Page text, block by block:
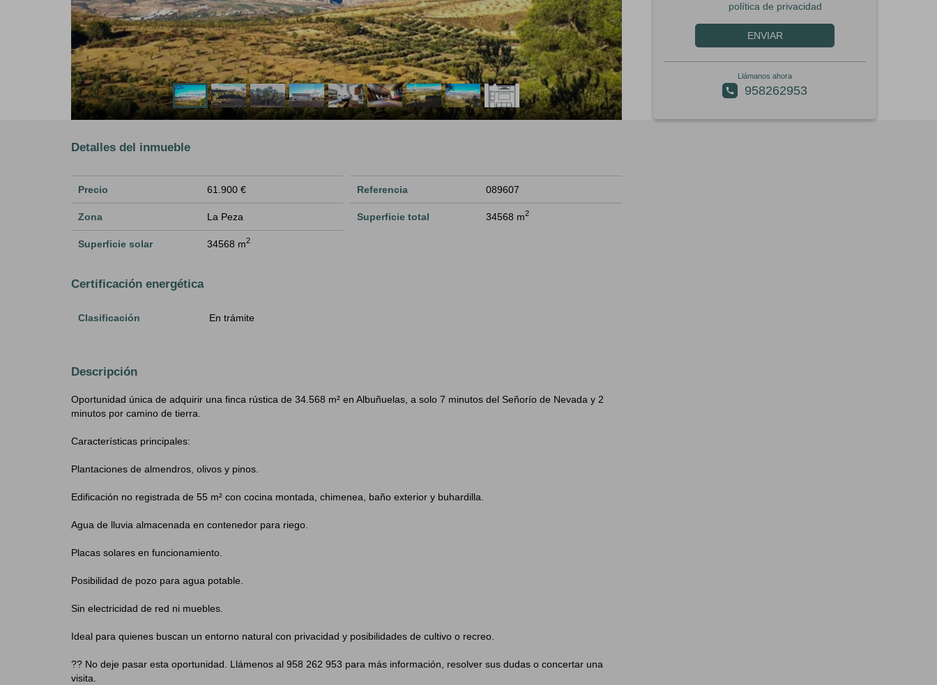
política de privacidad
ENVIAR
Llámanos ahora
call 958262953
Detalles del inmueble
Precio 61.900 € Referencia 089607
Zona La Peza Superficie total 34568 m2
Superficie solar 34568 m2
Certificación energética
Clasificación En trámite
Descripción
Oportunidad única de adquirir una finca rústica de 34.568 m² en Albuñuelas, a solo 7 minutos del Señorío de Nevada y 2
minutos por camino de tierra.
Características principales:
Plantaciones de almendros, olivos y pinos.
Edificación no registrada de 55 m² con cocina montada, chimenea, baño exterior y buhardilla.
Agua de lluvia almacenada en contenedor para riego.
Placas solares en funcionamiento.
Posibilidad de pozo para agua potable.
Sin electricidad de red ni muebles.
Ideal para quienes buscan un entorno natural con privacidad y posibilidades de cultivo o recreo.
?? No deje pasar esta oportunidad. Llámenos al 958 262 953 para más información, resolver sus dudas o concertar una
visita.